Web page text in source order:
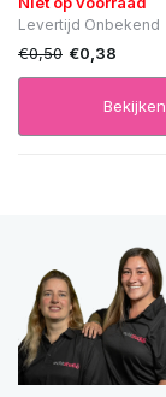
Levertijd Onbekend
€0,50 €0,38
Bekijken